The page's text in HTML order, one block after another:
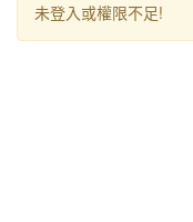
未登入或權限不足!